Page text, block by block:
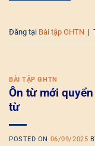
Đăng tại Bài tập GHTN |
BÀI TẬP GHTN
Ôn từ mới
từ
POSTED ON 06/09/2025